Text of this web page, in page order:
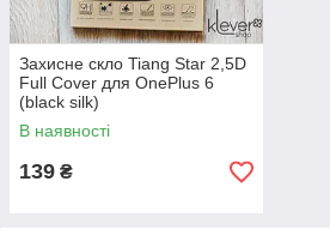
Захисне скло Tiang Star 2,5D
Full Cover для OnePlus 6
(black silk)
В наявності
139 ₴